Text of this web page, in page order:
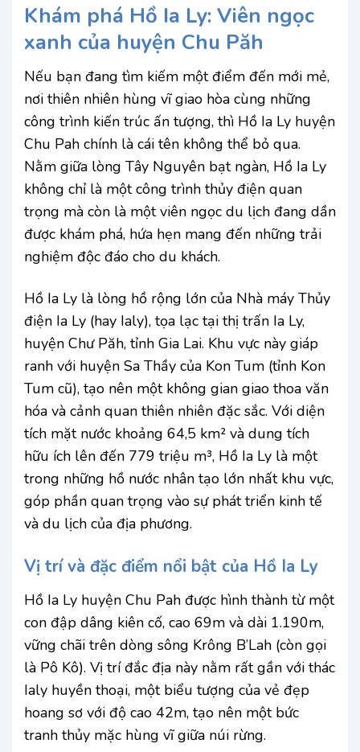
Khám phá Hồ Ia Ly: Viên ngọc
xanh của huyện Chu Păh
Nếu bạn đang tìm kiếm một điểm đến mới mẻ,
nơi thiên nhiên hùng vĩ giao hòa cùng những
công trình kiến trúc ấn tượng, thì Hồ Ia Ly huyện
Chu Pah chính là cái tên không thể bỏ qua.
Nằm giữa lòng Tây Nguyên bạt ngàn, Hồ Ia Ly
không chỉ là một công trình thủy điện quan
trọng mà còn là một viên ngọc du lịch đang dần
được khám phá, hứa hẹn mang đến những trải
nghiệm độc đáo cho du khách.
Hồ Ia Ly là lòng hồ rộng lớn của Nhà máy Thủy
điện Ia Ly (hay Ialy), tọa lạc tại thị trấn Ia Ly,
huyện Chư Păh, tỉnh Gia Lai. Khu vực này giáp
ranh với huyện Sa Thầy của Kon Tum (tỉnh Kon
Tum cũ), tạo nên một không gian giao thoa văn
hóa và cảnh quan thiên nhiên đặc sắc. Với diện
tích mặt nước khoảng 64,5 km² và dung tích
hữu ích lên đến 779 triệu m³, Hồ Ia Ly là một
trong những hồ nước nhân tạo lớn nhất khu vực,
góp phần quan trọng vào sự phát triển kinh tế
và du lịch của địa phương.
Vị trí và đặc điểm nổi bật của Hồ Ia Ly
Hồ Ia Ly huyện Chu Pah được hình thành từ một
con đập dâng kiên cố, cao 69m và dài 1.190m,
vững chãi trên dòng sông Krông B’Lah (còn gọi
là Pô Kô). Vị trí đắc địa này nằm rất gần với thác
Ialy huyền thoại, một biểu tượng của vẻ đẹp
hoang sơ với độ cao 42m, tạo nên một bức
tranh thủy mặc hùng vĩ giữa núi rừng.